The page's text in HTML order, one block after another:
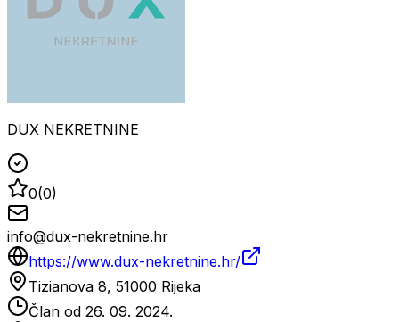
DUX NEKRETNINE
0(0)
info@dux-nekretnine.hr
https://www.dux-nekretnine.hr/
Tizianova 8, 51000 Rijeka
Član od 26. 09. 2024.